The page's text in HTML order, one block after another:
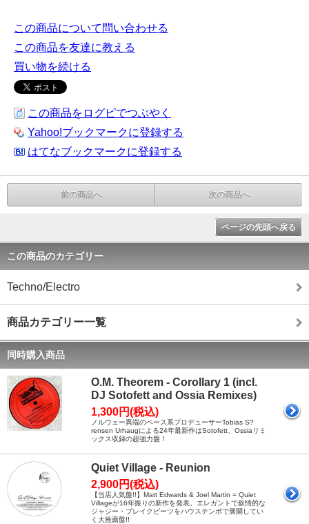
この商品について問い合わせる
この商品を友達に教える
買い物を続ける
この商品をログピでつぶやく
Yahoo!ブックマークに登録する
はてなブックマークに登録する
前の商品へ 次の商品へ
ページの先頭へ戻る
この商品のカテゴリー
Techno/Electro
商品カテゴリー一覧
同時購入商品
O.M. Theorem - Corollary 1 (incl.
DJ Sotofett and Ossia Remixes)
1,300円(税込)
ノルウェー異端のベース系プロデューサーTobias S?
rensen Urhaugによる24年最新作はSotofett、Ossiaリミ
ックス収録の超強力盤！
Quiet Village - Reunion
2,900円(税込)
【当店人気盤!!】Matt Edwards & Joel Martin = Quiet
Villageが16年振りの新作を発表。エレガントで叙情的な
ジャジー・ブレイクビーツをハウステンポで展開してい
く大推薦盤!!